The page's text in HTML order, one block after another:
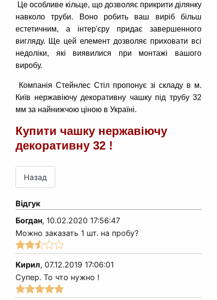
Це особливе кільце, що дозволяє прикрити ділянку
навколо труби. Воно робить ваш виріб більш
естетичним, а інтер'єру придає завершенного
вигляду. Ще цей елемент дозволяє приховати всі
недоліки, які виявилися при монтажі вашого
виробу.
Компанія Стейнлес Стіл пропонує зі складу в м.
Київ нержавіючу декоративну чашку під трубу 32
мм за найнижчою ціною в Україні.
Купити чашку нержавіючу
декоративну 32 !
Відгук
Богдан, 10.02.2020 17:56:47
Можно заказать 1 шт. на пробу?
Кирил, 07.12.2019 17:06:01
Супер. То что нужно !